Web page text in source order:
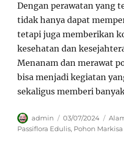
Dengan perawatan yang
tidak hanya dapat
tetapi juga memberikan
kesehatan dan
Menanam dan merawat
bisa menjadi kegiatan
sekaligus memberi
Author
admin
Posted
on
03/07/2024
Passiflora Edulis, Pohon Markisa